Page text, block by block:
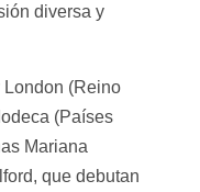
diversa y
London (Reino
(Países
Mariana
que debutan